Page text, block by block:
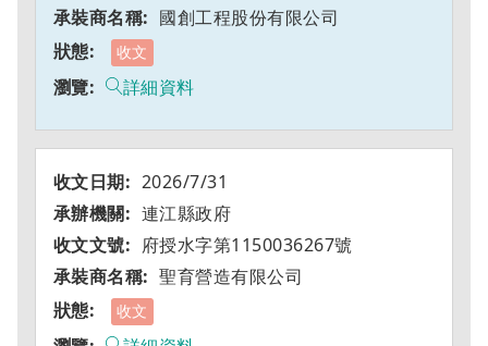
國創工程股份有限公司
收文
詳細資料
2026/7/31
連江縣政府
府授水字第1150036267號
聖育營造有限公司
收文